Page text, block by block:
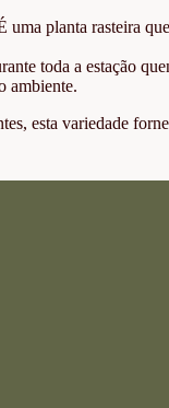
planta rasteira
toda a estação
ambiente.
esta variedade